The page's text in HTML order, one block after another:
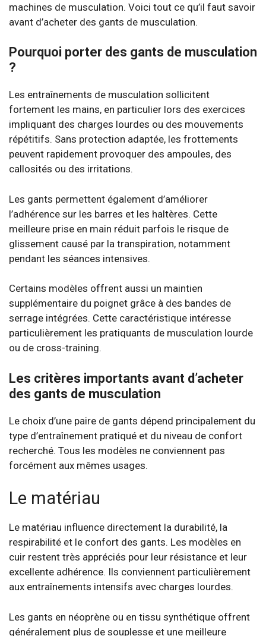
machines de musculation. Voici tout ce qu’il faut savoir
avant d’acheter des gants de musculation.
Pourquoi porter des gants de musculation
?
Les entraînements de musculation sollicitent
fortement les mains, en particulier lors des exercices
impliquant des charges lourdes ou des mouvements
répétitifs. Sans protection adaptée, les frottements
peuvent rapidement provoquer des ampoules, des
callosités ou des irritations.
Les gants permettent également d’améliorer
l’adhérence sur les barres et les haltères. Cette
meilleure prise en main réduit parfois le risque de
glissement causé par la transpiration, notamment
pendant les séances intensives.
Certains modèles offrent aussi un maintien
supplémentaire du poignet grâce à des bandes de
serrage intégrées. Cette caractéristique intéresse
particulièrement les pratiquants de musculation lourde
ou de cross-training.
Les critères importants avant d’acheter
des gants de musculation
Le choix d’une paire de gants dépend principalement du
type d’entraînement pratiqué et du niveau de confort
recherché. Tous les modèles ne conviennent pas
forcément aux mêmes usages.
Le matériau
Le matériau influence directement la durabilité, la
respirabilité et le confort des gants. Les modèles en
cuir restent très appréciés pour leur résistance et leur
excellente adhérence. Ils conviennent particulièrement
aux entraînements intensifs avec charges lourdes.
Les gants en néoprène ou en tissu synthétique offrent
généralement plus de souplesse et une meilleure